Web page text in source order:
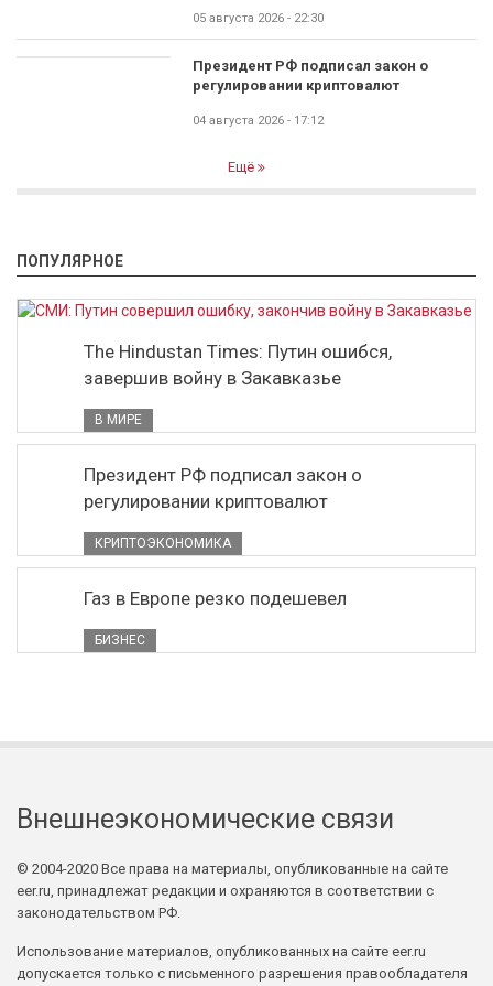
05 августа 2026 - 22:30
Президент РФ подписал закон о
регулировании криптовалют
04 августа 2026 - 17:12
Ещё
ПОПУЛЯРНОЕ
The Hindustan Times: Путин ошибся,
завершив войну в Закавказье
В МИРЕ
Президент РФ подписал закон о
регулировании криптовалют
КРИПТОЭКОНОМИКА
Газ в Европе резко подешевел
БИЗНЕС
Внешнеэкономические связи
© 2004-2020 Все права на материалы, опубликованные на сайте
eer.ru, принадлежат редакции и охраняются в соответствии с
законодательством РФ.
Использование материалов, опубликованных на сайте eer.ru
допускается только с письменного разрешения правообладателя